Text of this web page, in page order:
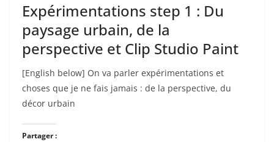
Expérimentations step 1 : Du
paysage urbain, de la
perspective et Clip Studio Paint
[English below] On va parler expérimentations et
choses que je ne fais jamais : de la perspective, du
décor urbain
Partager :